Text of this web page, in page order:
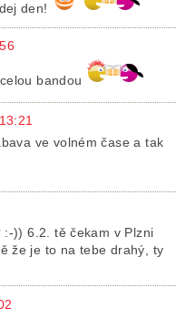
den!
bandou
ve volném čase a tak
)) 6.2. tě čekam v Plzni
že je to na tebe drahý, ty